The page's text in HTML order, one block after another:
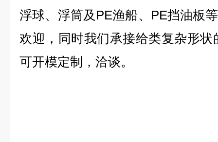
浮球、浮筒及PE渔船、PE挡油板
欢迎，同时我们承接给类复杂形
可开模定制，洽谈。